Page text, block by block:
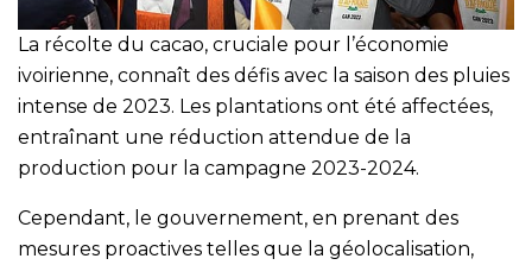
La récolte du cacao, cruciale pour l’économie
ivoirienne, connaît des défis avec la saison des pluies
intense de 2023. Les plantations ont été affectées,
entraînant une réduction attendue de la
production pour la campagne 2023-2024.
Cependant, le gouvernement, en prenant des
mesures proactives telles que la géolocalisation,